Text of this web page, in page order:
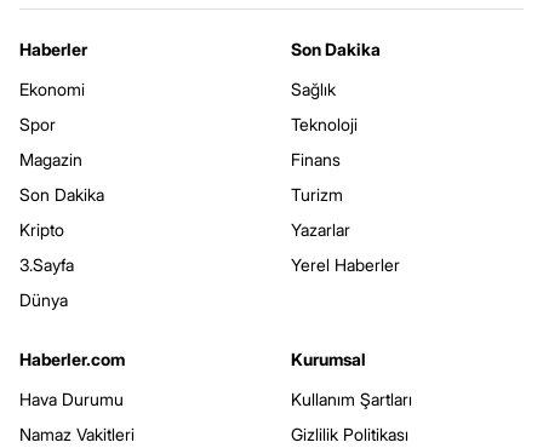
Haberler
Ekonomi
Spor
Magazin
Son Dakika
Kripto
3.Sayfa
Dünya
Son Dakika
Sağlık
Teknoloji
Finans
Turizm
Yazarlar
Yerel Haberler
Haberler.com
Hava Durumu
Namaz Vakitleri
Kurumsal
Kullanım Şartları
Gizlilik Politikası